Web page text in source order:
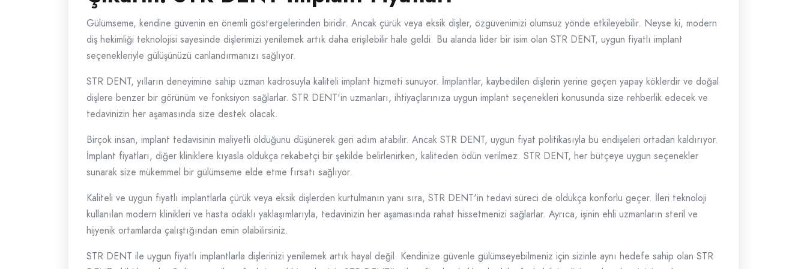
Gülümseme, kendine güvenin en önemli göstergelerinden biridir. Ancak çürük veya eksik dişler, özgüvenimizi olumsuz yönde etkileyebilir. Neyse ki, modern
diş hekimliği teknolojisi sayesinde dişlerimizi yenilemek artık daha erişilebilir hale geldi. Bu alanda lider bir isim olan STR DENT, uygun fiyatlı implant
seçenekleriyle gülüşünüzü canlandırmanızı sağlıyor.
STR DENT, yılların deneyimine sahip uzman kadrosuyla kaliteli implant hizmeti sunuyor. İmplantlar, kaybedilen dişlerin yerine geçen yapay köklerdir ve doğal
dişlere benzer bir görünüm ve fonksiyon sağlarlar. STR DENT'in uzmanları, ihtiyaçlarınıza uygun implant seçenekleri konusunda size rehberlik edecek ve
tedavinizin her aşamasında size destek olacak.
Birçok insan, implant tedavisinin maliyetli olduğunu düşünerek geri adım atabilir. Ancak STR DENT, uygun fiyat politikasıyla bu endişeleri ortadan kaldırıyor.
İmplant fiyatları, diğer kliniklere kıyasla oldukça rekabetçi bir şekilde belirlenirken, kaliteden ödün verilmez. STR DENT, her bütçeye uygun seçenekler
sunarak size mükemmel bir gülümseme elde etme fırsatı sağlıyor.
Kaliteli ve uygun fiyatlı implantlarla çürük veya eksik dişlerden kurtulmanın yanı sıra, STR DENT'in tedavi süreci de oldukça konforlu geçer. İleri teknoloji
kullanılan modern klinikleri ve hasta odaklı yaklaşımlarıyla, tedavinizin her aşamasında rahat hissetmenizi sağlarlar. Ayrıca, işinin ehli uzmanların steril ve
hijyenik ortamlarda çalıştığından emin olabilirsiniz.
STR DENT ile uygun fiyatlı implantlarla dişlerinizi yenilemek artık hayal değil. Kendinize güvenle gülümseyebilmeniz için sizinle aynı hedefe sahip olan STR